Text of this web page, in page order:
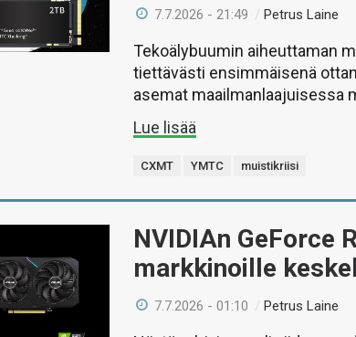
7.7.2026 - 21:49 /Petrus Laine
Tekoälybuumin aiheuttaman
tiettävästi ensimmäisenä
asemat maailmanlaajuisessa
Lue lisää
CXMT YMTC muistikriisi
NVIDIAn GeForce
markkinoille
7.7.2026 - 01:10 /Petrus Laine